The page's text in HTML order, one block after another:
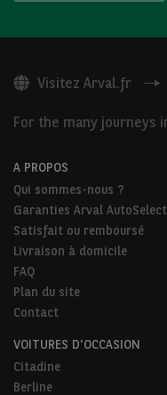
Visitez Arval.fr
For the many journeys
A PROPOS
Qui sommes-nous ?
Garanties Arval AutoSelect
Satisfait ou remboursé
Livraison à domicile
FAQ
Plan du site
Contact
VOITURES D'OCCASION
Citadine
Berline